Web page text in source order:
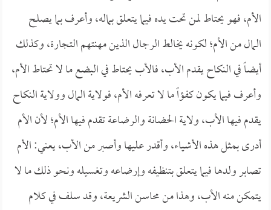
الأم، فهو يحتاط لمن تحت يده فيما يتعلق بماله، وأعرف بما يصلح
المال من الأم؛ لكونه يخالط الرجال الذين مهنتهم التجارة، وكذلك
أيضاً في النكاح يقدم الأب، فالأب يحتاط في البضع ما لا تحتاط الأم،
وأعرف فيما يكون كفؤاً ما لا تعرفه الأم، فولاية المال وولاية النكاح
يقدم فيها الأب، ولاية الحضانة والرضاعة تقدم فيها الأم؛ لأن الأم
أدرى بمثل هذه الأشياء، وأقدر عليها وأصبر من الأب، يعني: الأم
تصابر ولدها فيما يتعلق بتنظيفه وإرضاعه وتغسيله ونحو ذلك ما لا
يتمكن منه الأب، وهذا من محاسن الشريعة، وقد سلف في كلام